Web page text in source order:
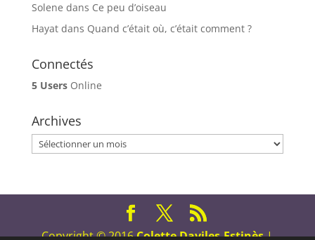
Solene dans Ce peu d’oiseau
Hayatdans Quand c’était où, c’était comment ?
Connectés
5 UsersOnline
Archives
Archives
Copyright © 2016Colette Daviles-Estinès|